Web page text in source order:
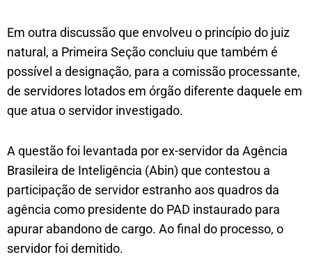
Em outra discussão que envolveu o princípio do juiz
natural, a Primeira Seção concluiu que também é
possível a designação, para a comissão processante,
de servidores lotados em órgão diferente daquele em
que atua o servidor investigado.
A questão foi levantada por ex-servidor da Agência
Brasileira de Inteligência (Abin) que contestou a
participação de servidor estranho aos quadros da
agência como presidente do PAD instaurado para
apurar abandono de cargo. Ao final do processo, o
servidor foi demitido.